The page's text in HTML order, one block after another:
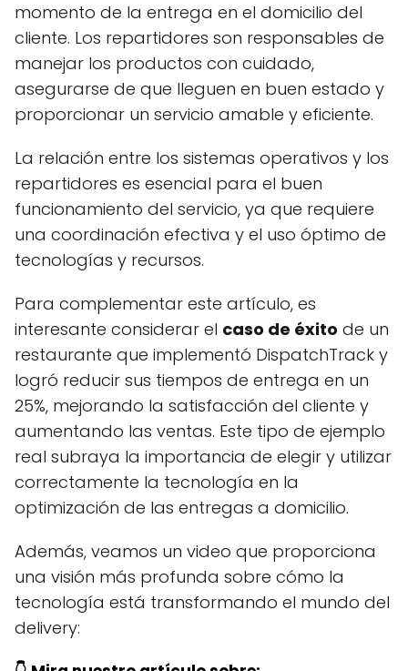
momento de la entrega en el domicilio del
cliente. Los repartidores son responsables de
manejar los productos con cuidado,
asegurarse de que lleguen en buen estado y
proporcionar un servicio amable y eficiente.
La relación entre los sistemas operativos y los
repartidores es esencial para el buen
funcionamiento del servicio, ya que requiere
una coordinación efectiva y el uso óptimo de
tecnologías y recursos.
Para complementar este artículo, es
interesante considerar el caso de éxito de un
restaurante que implementó DispatchTrack y
logró reducir sus tiempos de entrega en un
25%, mejorando la satisfacción del cliente y
aumentando las ventas. Este tipo de ejemplo
real subraya la importancia de elegir y utilizar
correctamente la tecnología en la
optimización de las entregas a domicilio.
Además, veamos un video que proporciona
una visión más profunda sobre cómo la
tecnología está transformando el mundo del
delivery: